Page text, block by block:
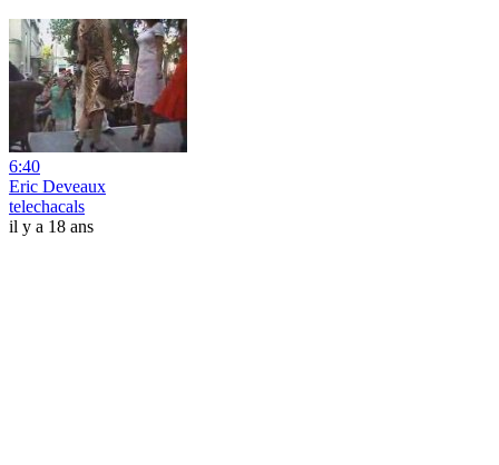
6:40
Eric Deveaux
telechacals
il y a 18 ans